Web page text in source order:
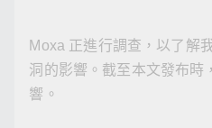
Moxa 正進行調查，以了解
洞的影響。截至本文發布時
響。